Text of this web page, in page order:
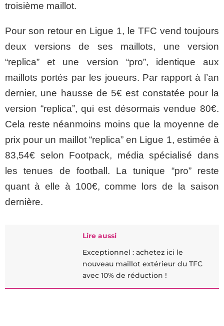
troisième maillot.
Pour son retour en Ligue 1, le TFC vend toujours
deux versions de ses maillots, une version
“replica” et une version “pro”, identique aux
maillots portés par les joueurs. Par rapport à l’an
dernier, une hausse de 5€ est constatée pour la
version “replica”, qui est désormais vendue 80€.
Cela reste néanmoins moins que la moyenne de
prix pour un maillot “replica” en Ligue 1, estimée à
83,54€ selon Footpack, média spécialisé dans
les tenues de football. La tunique “pro” reste
quant à elle à 100€, comme lors de la saison
dernière.
Lire aussi
Exceptionnel : achetez ici le
nouveau maillot extérieur du TFC
avec 10% de réduction !